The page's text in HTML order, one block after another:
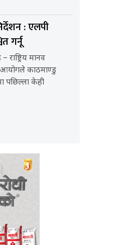
: एलपी
गर्नू
राष्ट्रिय मानव
काठमाण्डु
पछिल्ला केही